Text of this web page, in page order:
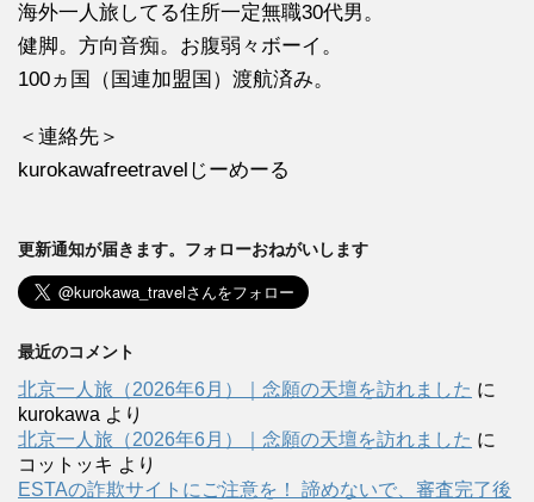
海外一人旅してる住所一定無職30代男。
健脚。方向音痴。お腹弱々ボーイ。
100ヵ国（国連加盟国）渡航済み。
＜連絡先＞
kurokawafreetravelじーめーる
更新通知が届きます。フォローおねがいします
最近のコメント
北京一人旅（2026年6月）｜念願の天壇を訪れました に
kurokawa より
北京一人旅（2026年6月）｜念願の天壇を訪れました に
コットッキ より
ESTAの詐欺サイトにご注意を！ 諦めないで、審査完了後